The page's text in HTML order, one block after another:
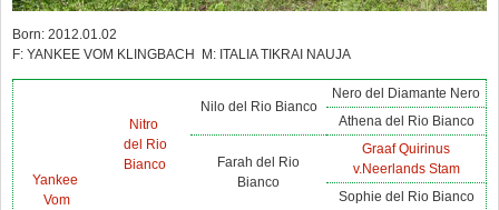
Born: 2012.01.02
F: YANKEE VOM KLINGBACH M: ITALIA TIKRAI NAUJA
Yankee
Vom
Nitro
del Rio
Bianco
Nilo del Rio Bianco
Nero del Diamante Nero
Athena del Rio Bianco
Farah del Rio
Bianco
Graaf Quirinus
v.Neerlands Stam
Sophie del Rio Bianco